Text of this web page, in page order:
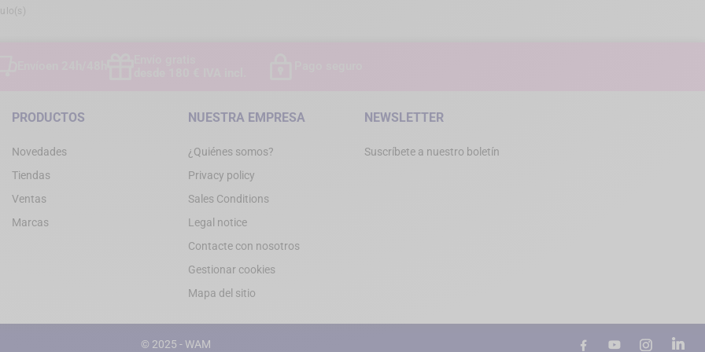
PRODUCTOS
Novedades
Tiendas
Ventas
Marcas
NUESTRA EMPRESA
¿Quiénes somos?
Privacy policy
Sales Conditions
Legal notice
Contacte con nosotros
Gestionar cookies
Mapa del sitio
NEWSLETTER
Suscríbete a nuestro boletín
© 2025 - WAM